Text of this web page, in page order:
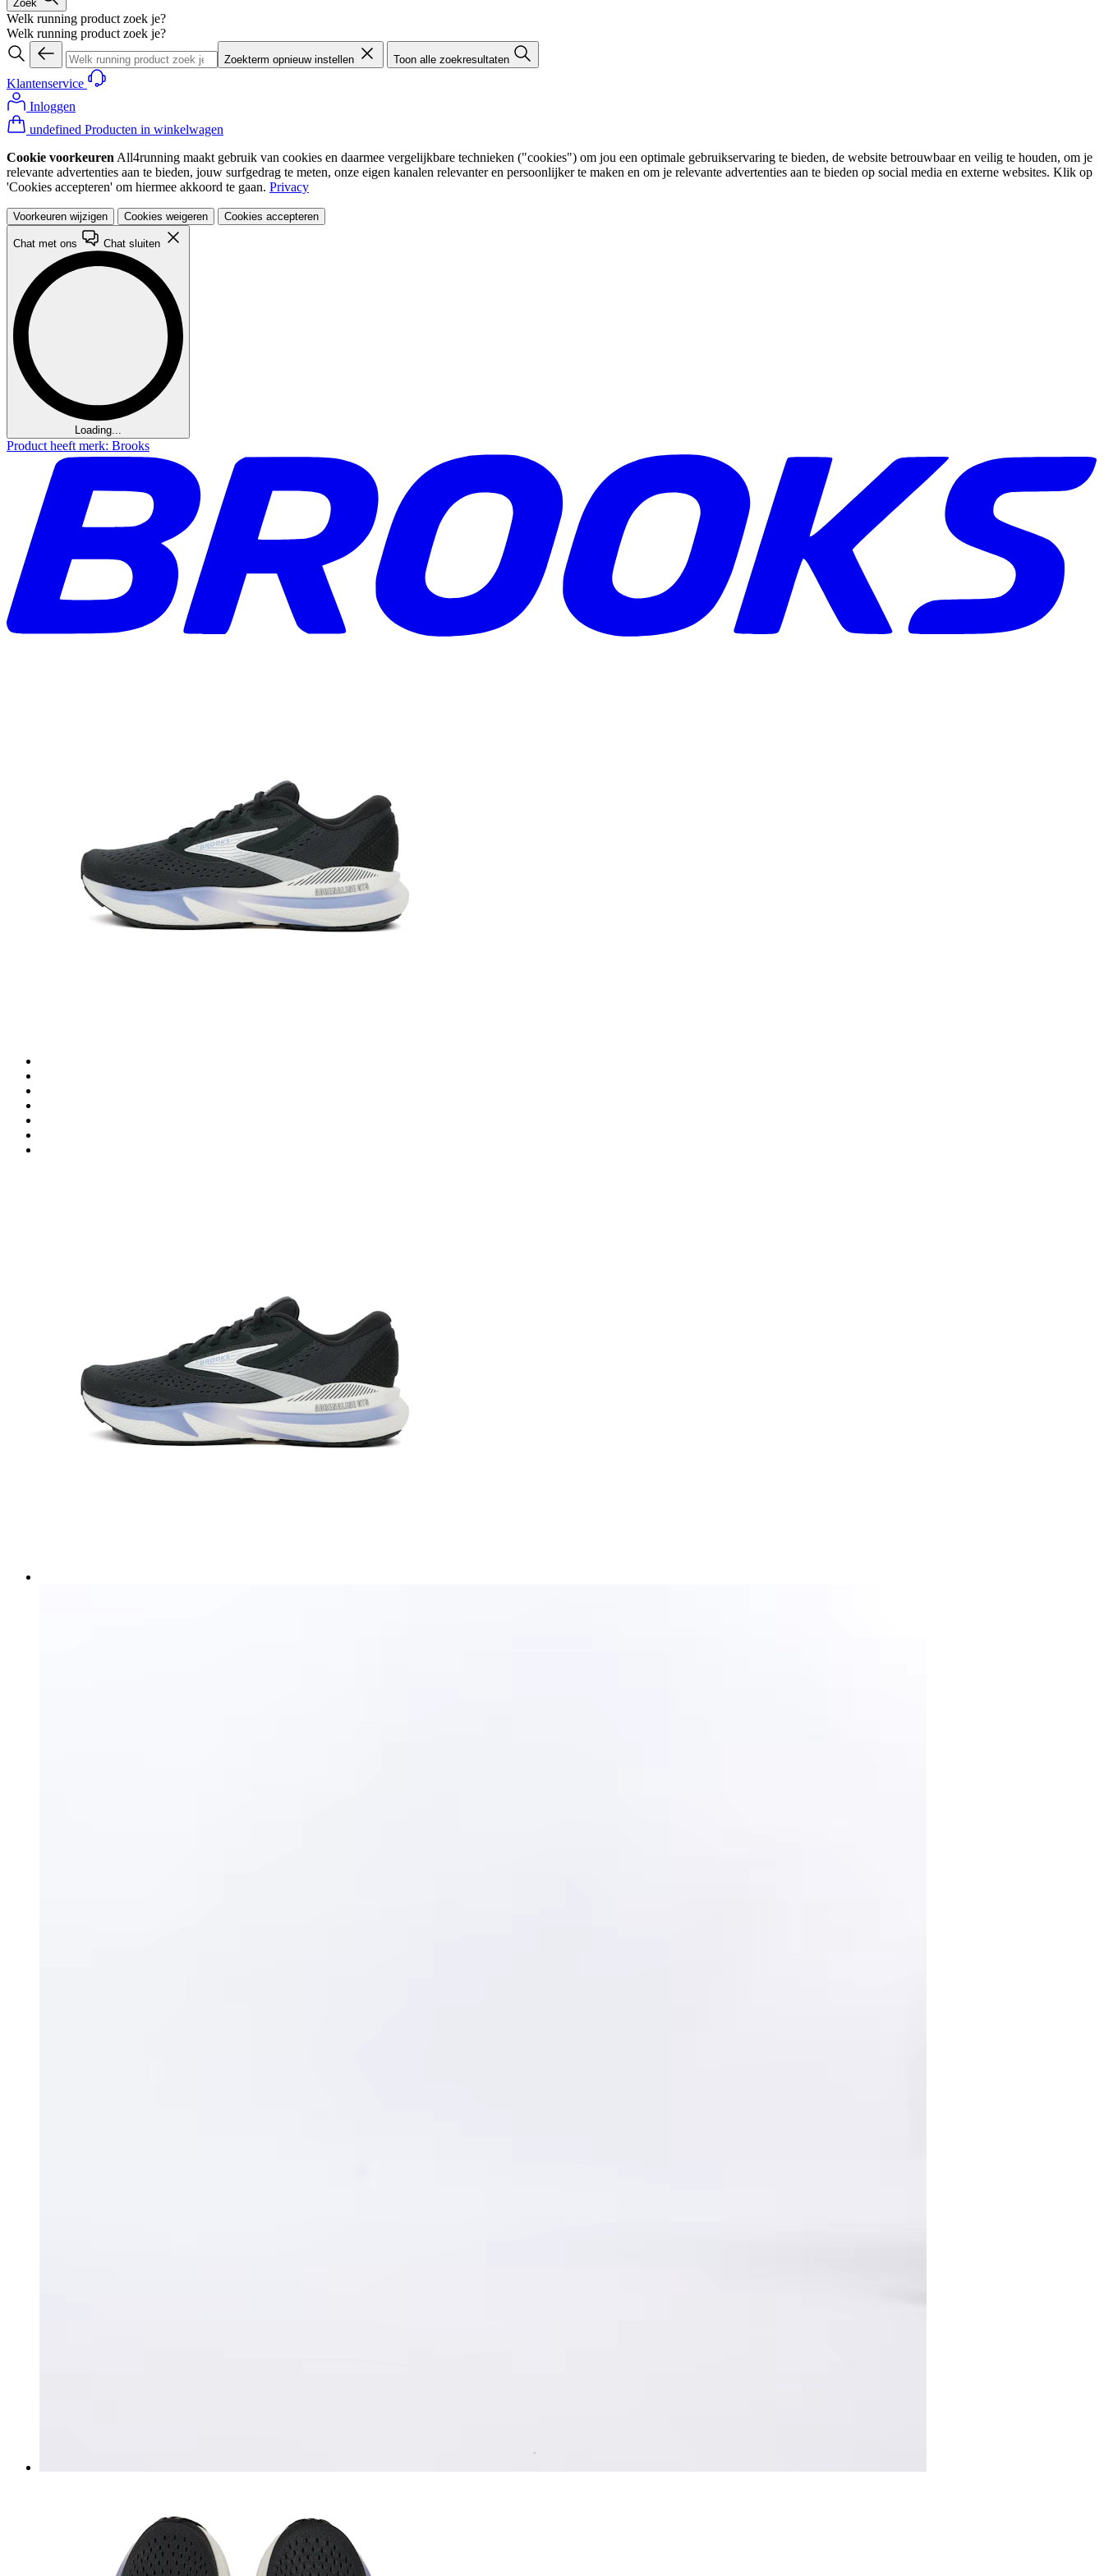
Zoek
Welk running product zoek je?
Welk running product zoek je?
Zoekterm opnieuw instellen Toon alle zoekresultaten
Klantenservice
Inloggen
undefined Producten in winkelwagen
Cookie voorkeuren All4running maakt gebruik van cookies en daarmee vergelijkbare technieken ("cookies") om jou een optimale gebruikservaring te bieden, de website betrouwbaar en veilig te houden, om je
relevante advertenties aan te bieden, jouw surfgedrag te meten, onze eigen kanalen relevanter en persoonlijker te maken en om je relevante advertenties aan te bieden op social media en externe websites. Klik op
'Cookies accepteren' om hiermee akkoord te gaan. Privacy
Voorkeuren wijzigen Cookies weigeren Cookies accepteren
Chat met ons Chat sluiten
Loading...
Product heeft merk: Brooks